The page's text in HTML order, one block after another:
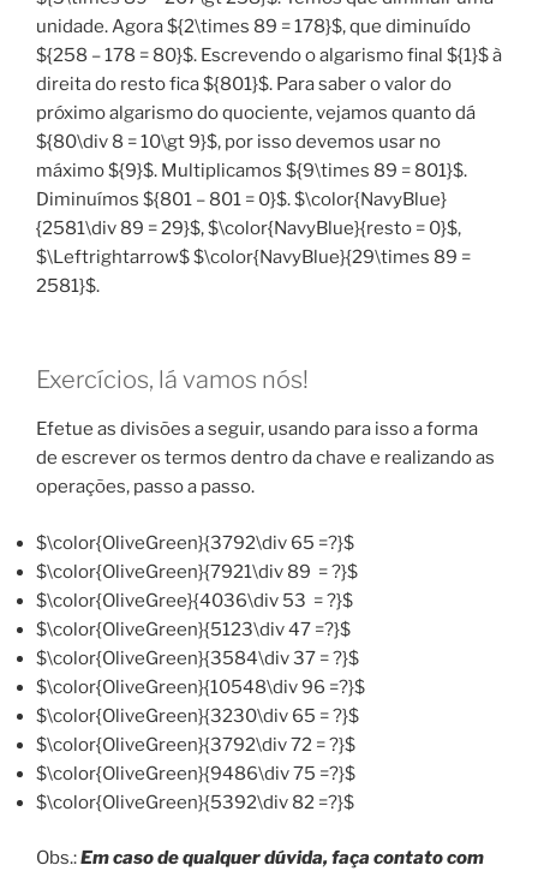
unidade. Agora ${2\times 89 = 178}$, que diminuído
${258 – 178 = 80}$. Escrevendo o algarismo final ${1}$ à
direita do resto fica ${801}$. Para saber o valor do
próximo algarismo do quociente, vejamos quanto dá
${80\div 8 = 10\gt 9}$, por isso devemos usar no
máximo ${9}$. Multiplicamos ${9\times 89 = 801}$.
Diminuímos ${801 – 801 = 0}$. $\color{NavyBlue}
{2581\div 89 = 29}$, $\color{NavyBlue}{resto = 0}$,
$\Leftrightarrow$ $\color{NavyBlue}{29\times 89 =
2581}$.
Exercícios, lá vamos nós!
Efetue as divisões a seguir, usando para isso a forma
de escrever os termos dentro da chave e realizando as
operações, passo a passo.
$\color{OliveGreen}{3792\div 65 =?}$
$\color{OliveGreen}{7921\div 89 = ?}$
$\color{OliveGree}{4036\div 53 = ?}$
$\color{OliveGreen}{5123\div 47 =?}$
$\color{OliveGreen}{3584\div 37 = ?}$
$\color{OliveGreen}{10548\div 96 =?}$
$\color{OliveGreen}{3230\div 65 = ?}$
$\color{OliveGreen}{3792\div 72 = ?}$
$\color{OliveGreen}{9486\div 75 =?}$
$\color{OliveGreen}{5392\div 82 =?}$
Obs.:Em caso de qualquer dúvida, faça contato com